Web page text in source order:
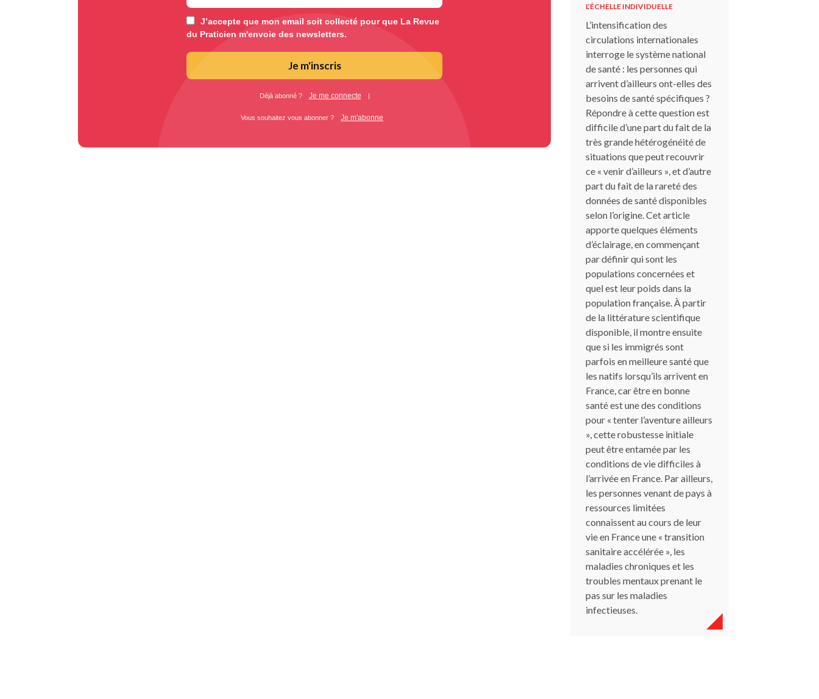
J’accepte que mon email soit collecté pour que La Revue
du Praticien m'envoie des newsletters.
Je m'inscris
Déjà abonné ? Je me connecte |
Vous souhaitez vous abonner ? Je m'abonne
L’ÉCHELLE INDIVIDUELLE
L’intensification des
circulations internationales
interroge le système national
de santé : les personnes qui
arrivent d’ailleurs ont-elles des
besoins de santé spécifiques ?
Répondre à cette question est
difficile d’une part du fait de la
très grande hétérogénéité de
situations que peut recouvrir
ce « venir d’ailleurs », et d’autre
part du fait de la rareté des
données de santé disponibles
selon l’origine. Cet article
apporte quelques éléments
d’éclairage, en commençant
par définir qui sont les
populations concernées et
quel est leur poids dans la
population française. À partir
de la littérature scientifique
disponible, il montre ensuite
que si les immigrés sont
parfois en meilleure santé que
les natifs lorsqu’ils arrivent en
France, car être en bonne
santé est une des conditions
pour « tenter l’aventure ailleurs
», cette robustesse initiale
peut être entamée par les
conditions de vie difficiles à
l’arrivée en France. Par ailleurs,
les personnes venant de pays à
ressources limitées
connaissent au cours de leur
vie en France une « transition
sanitaire accélérée », les
maladies chroniques et les
troubles mentaux prenant le
pas sur les maladies
infectieuses.